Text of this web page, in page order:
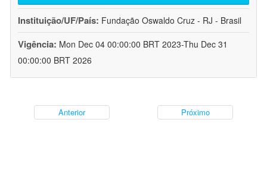
Instituição/UF/País: Fundação Oswaldo Cruz - RJ - Brasil
Vigência: Mon Dec 04 00:00:00 BRT 2023-Thu Dec 31
00:00:00 BRT 2026
Anterior Próximo